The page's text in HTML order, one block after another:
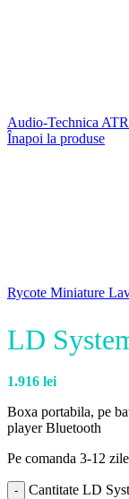
Audio-Technica
Înapoi la produse
Rycote Miniature
LD
1.916 lei
Boxa portabila, pe
player Bluetooth
Pe comanda 3-12 zile
Cantitate LD